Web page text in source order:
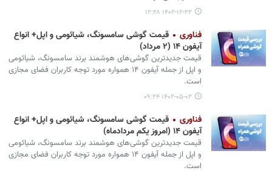
۱۴۰۲-۱۲-۲۲ ۱۲:۲۸
فناوری
قیمت گوشی سامسونگ، شیائومی و اپل+ انواع
آیفون ۱۴ (۲ مرداد)
قیمت جدیدترین گوشی‌های هوشمند برند سامسونگ، شیائومی
و اپل از جمله آیفون ۱۴ همواره مورد توجه کاربران فضای مجازی
است.
۱۴۰۲-۰۵-۰۲ ۰۹:۲۴
فناوری
قیمت گوشی سامسونگ، شیائومی و اپل+ انواع
آیفون ۱۴ (امروز یکم مردادماه)
قیمت جدیدترین گوشی‌های هوشمند برند سامسونگ، شیائومی
و اپل از جمله آیفون ۱۴ همواره مورد توجه کاربران فضای مجازی
است.